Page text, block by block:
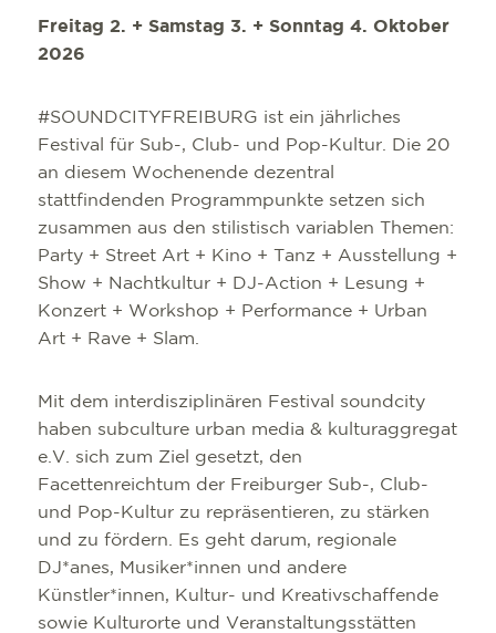
Freitag 2. + Samstag 3. + Sonntag 4. Oktober
2026
#SOUNDCITYFREIBURG ist ein jährliches
Festival für Sub-, Club- und Pop-Kultur. Die 20
an diesem Wochenende dezentral
stattfindenden Programmpunkte setzen sich
zusammen aus den stilistisch variablen Themen:
Party + Street Art + Kino + Tanz + Ausstellung +
Show + Nachtkultur + DJ-Action + Lesung +
Konzert + Workshop + Performance + Urban
Art + Rave + Slam.
Mit dem interdisziplinären Festival soundcity
haben subculture urban media & kulturaggregat
e.V. sich zum Ziel gesetzt, den
Facettenreichtum der Freiburger Sub-, Club-
und Pop-Kultur zu repräsentieren, zu stärken
und zu fördern. Es geht darum, regionale
DJ*anes, Musiker*innen und andere
Künstler*innen, Kultur- und Kreativschaffende
sowie Kulturorte und Veranstaltungsstätten